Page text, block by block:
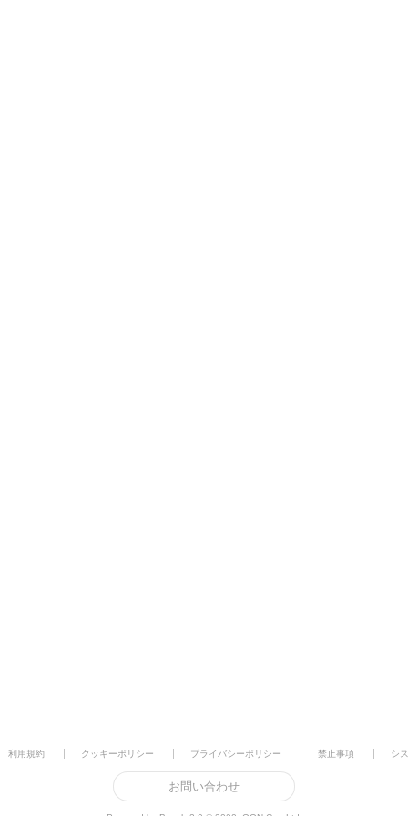
利用規約 クッキーポリシー プライバシーポリシー 禁止事項 シ
お問い合わせ